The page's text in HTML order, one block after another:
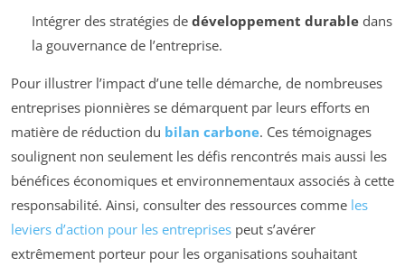
Intégrer des stratégies de développement durabledans
la gouvernance de l’entreprise.
Pour illustrer l’impact d’une telle démarche, de nombreuses
entreprises pionnières se démarquent par leurs efforts en
matière de réduction du bilan carbone. Ces témoignages
soulignent non seulement les défis rencontrés mais aussi les
bénéfices économiques et environnementaux associés à cette
responsabilité. Ainsi, consulter des ressources comme les
leviers d’action pour les entreprises peut s’avérer
extrêmement porteur pour les organisations souhaitant